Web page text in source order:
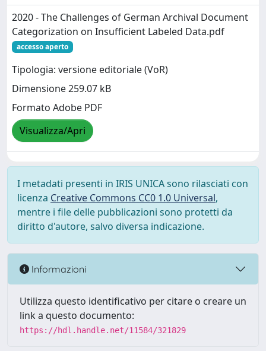
2020 - The Challenges of German Archival Document
Categorization on Insufficient Labeled Data.pdf
accesso aperto
Tipologia: versione editoriale (VoR)
Dimensione 259.07 kB
Formato Adobe PDF
Visualizza/Apri
I metadati presenti in IRIS UNICA sono rilasciati con
licenza Creative Commons CC0 1.0 Universal,
mentre i file delle pubblicazioni sono protetti da
diritto d'autore, salvo diversa indicazione.
Informazioni
Utilizza questo identificativo per citare o creare un
link a questo documento:
https://hdl.handle.net/11584/321829